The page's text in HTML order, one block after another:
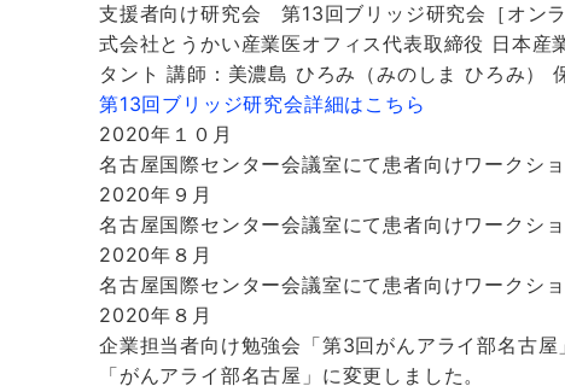
支援者向け研究会 第13回ブリッジ研究会［オン
式会社とうかい産業医オフィス代表取締役 日本
タント 講師：美濃島 ひろみ（みのしま ひろみ）
第13回ブリッジ研究会詳細はこちら
2020年１０月
名古屋国際センター会議室にて患者向けワークシ
2020年９月
名古屋国際センター会議室にて患者向けワークシ
2020年８月
名古屋国際センター会議室にて患者向けワークシ
2020年８月
企業担当者向け勉強会「第3回がんアライ部名古
「がんアライ部名古屋」に変更しました。